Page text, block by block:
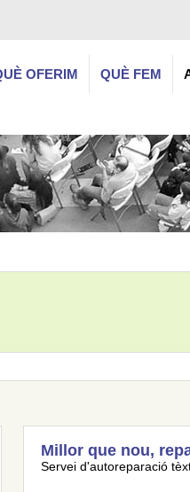
OFERIM QUÈ FEM
Millor que nou,
Servei d'autoreparació